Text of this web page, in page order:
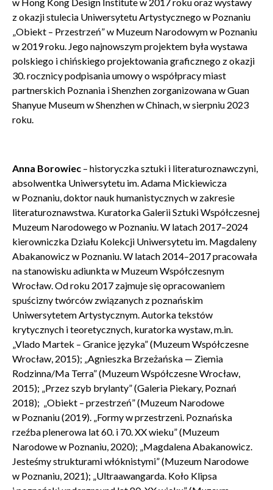
Wyrażam zgodę na przetwarzanie danych osobowych
w celu skorzystania z usługi newsletter.
Administratorem danych osobowych jest Centrum
WYŚLIJ
z okazji stulecia Uniwersytetu Artystycznego w Poznaniu
„Obiekt – Przestrzeń” w Muzeum Narodowym w Poznaniu
w 2019 roku. Jego najnowszym projektem była wystawa
polskiego i chińskiego projektowania graficznego z okazji
30. rocznicy podpisania umowy o współpracy miast
partnerskich Poznania i Shenzhen zorganizowana w Guan
Shanyue Museum w Shenzhen w Chinach, w sierpniu 2023
roku.
Anna Borowiec – historyczka sztuki i literaturoznawczyni,
absolwentka Uniwersytetu im. Adama Mickiewicza
w Poznaniu, doktor nauk humanistycznych w zakresie
literaturoznawstwa. Kuratorka Galerii Sztuki Współczesnej
Muzeum Narodowego w Poznaniu. W latach 2017–2024
kierowniczka Działu Kolekcji Uniwersytetu im. Magdaleny
Abakanowicz w Poznaniu. W latach 2014–2017 pracowała
na stanowisku adiunkta w Muzeum Współczesnym
Wrocław. Od roku 2017 zajmuje się opracowaniem
spuścizny twórców związanych z poznańskim
Uniwersytetem Artystycznym. Autorka tekstów
krytycznych i teoretycznych, kuratorka wystaw, m.in.
„Vlado Martek – Granice języka” (Muzeum Współczesne
Wrocław, 2015); „Agnieszka Brzeżańska — Ziemia
Rodzinna/Ma Terra” (Muzeum Współczesne Wrocław,
2015); „Przez szyb brylanty” (Galeria Piekary, Poznań
2018); „Obiekt – przestrzeń” (Muzeum Narodowe
w Poznaniu (2019). „Formy w przestrzeni. Poznańska
rzeźba plenerowa lat 60. i 70. XX wieku” (Muzeum
Narodowe w Poznaniu, 2020); „Magdalena Abakanowicz.
Jesteśmy strukturami włóknistymi” (Muzeum Narodowe
w Poznaniu, 2021); „Ultraawangarda. Koło Klipsa